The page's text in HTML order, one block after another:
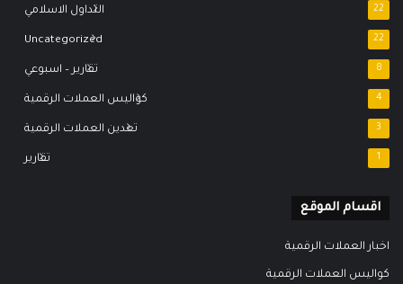
التداول الاسلامي 22
Uncategorized 22
تقارير – اسبوعي 8
كواليس العملات الرقمية 4
تعدين العملات الرقمية 3
تقارير 1
اقسام الموقع
اخبار العملات الرقمية
كواليس العملات الرقمية